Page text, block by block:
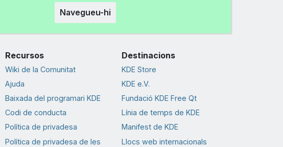
Navegueu-hi
Recursos
Wiki de la Comunitat
Ajuda
Baixada del programari KDE
Codi de conducta
Política de privadesa
Política de privadesa de les
Destinacions
KDE Store
KDE e.V.
Fundació KDE Free Qt
Línia de temps de KDE
Manifest de KDE
Llocs web internacionals